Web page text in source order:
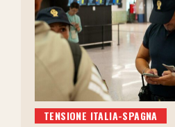
TENSIONE ITALIA-SPAGNA